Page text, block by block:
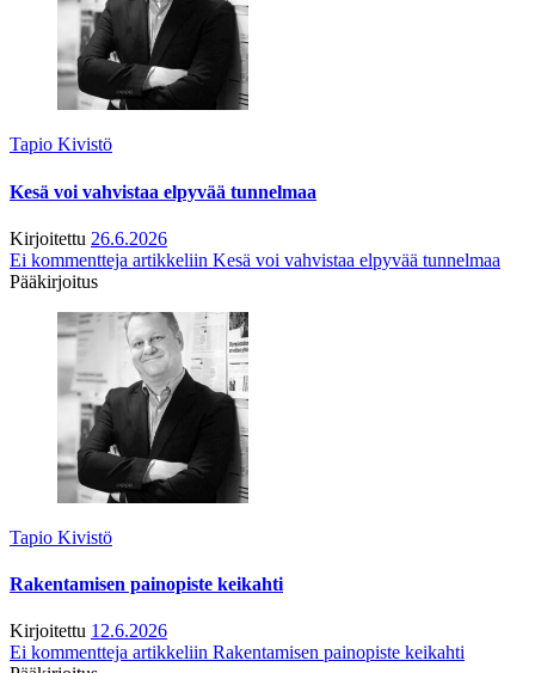
Tapio Kivistö
Kesä voi vahvistaa elpyvää tunnelmaa
Kirjoitettu 26.6.2026
Ei kommentteja artikkeliin Kesä voi vahvistaa elpyvää tunnelmaa
Pääkirjoitus
Tapio Kivistö
Rakentamisen painopiste keikahti
Kirjoitettu 12.6.2026
Ei kommentteja artikkeliin Rakentamisen painopiste keikahti